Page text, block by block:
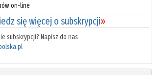
on-line
się więcej o subskrypcji»
subskrypcji? Napisz do nas